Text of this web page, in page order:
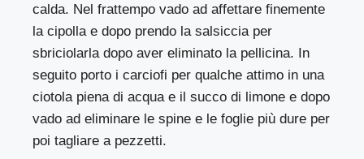
calda. Nel frattempo vado ad affettare finemente
la cipolla e dopo prendo la salsiccia per
sbriciolarla dopo aver eliminato la pellicina. In
seguito porto i carciofi per qualche attimo in una
ciotola piena di acqua e il succo di limone e dopo
vado ad eliminare le spine e le foglie più dure per
poi tagliare a pezzetti.